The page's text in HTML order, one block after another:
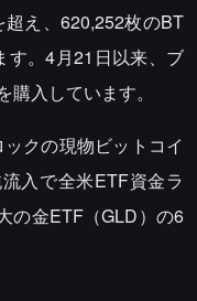
え、620,252枚のBT
す。4月21日以来、ブ
入しています。
クの現物ビットコイ
入で全米ETF資金ラ
の金ETF（GLD）の6